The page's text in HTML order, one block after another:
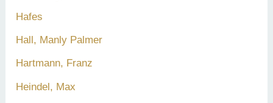
Hafes
Hall, Manly Palmer
Hartmann, Franz
Heindel, Max